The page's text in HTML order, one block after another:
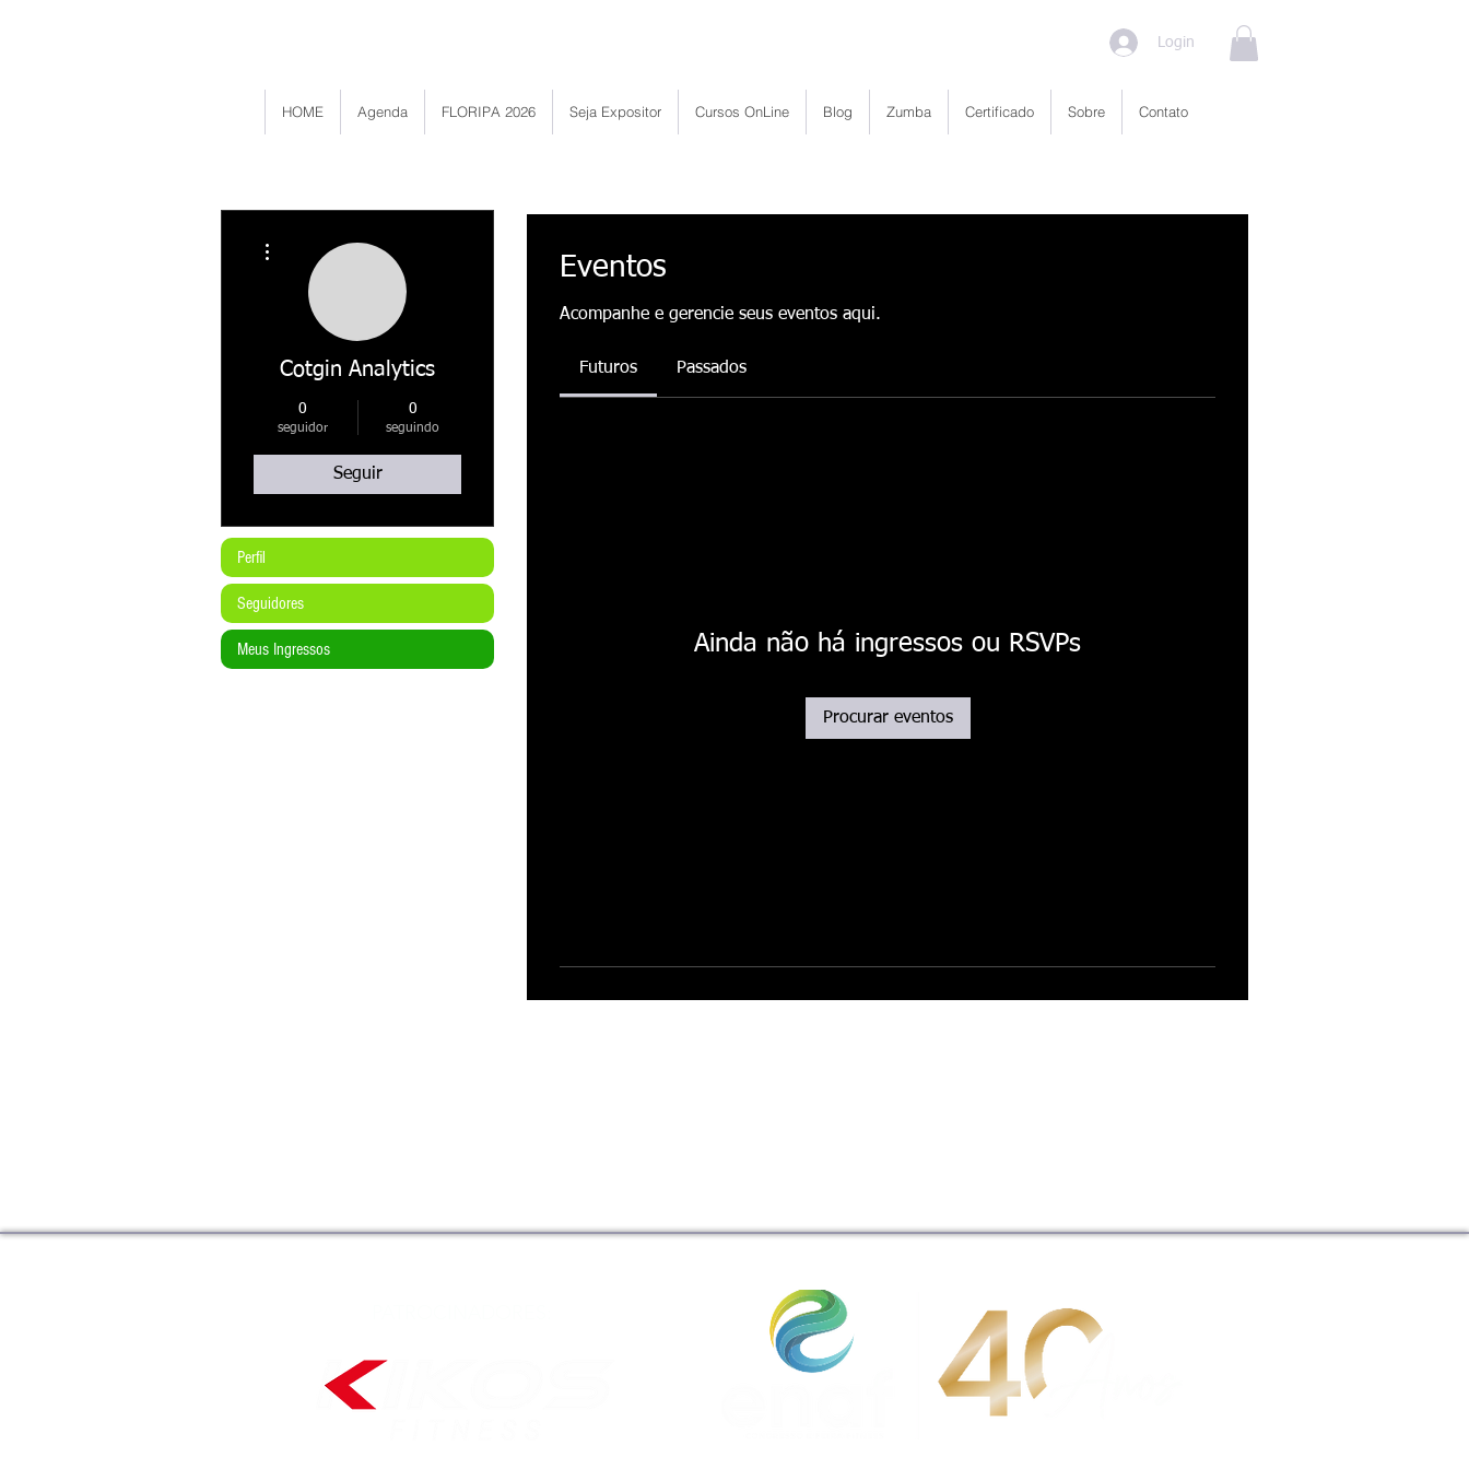
Login
HOME Agenda FLORIPA 2026 Seja Expositor Cursos OnLine Blog Zumba Certificado Sobre Contato
Eventos
Acompanhe e gerencie seus eventos aqui.
Futuros Passados
Ainda não há ingressos ou RSVPs
Procurar eventos
Cotgin Analytics
0
seguidor
0
seguindo
Seguir
Perfil
Seguidores
Meus Ingressos